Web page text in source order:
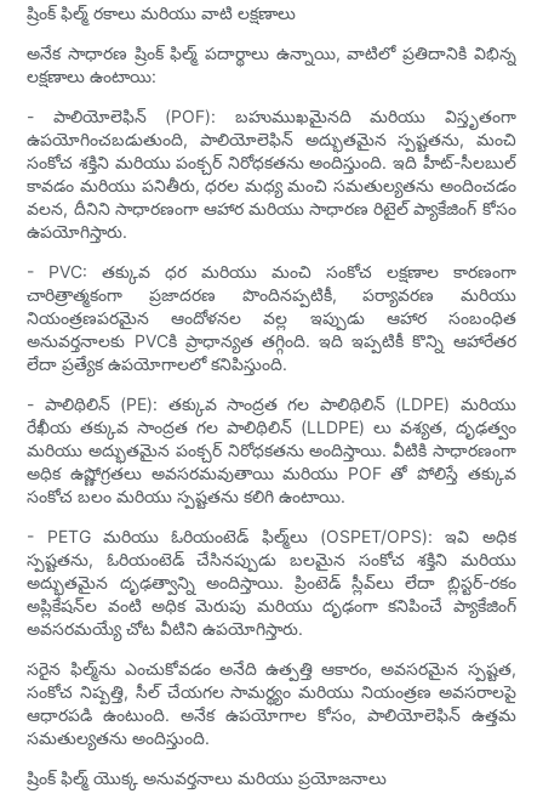
ష్రింక్ ఫిల్మ్ రకాలు మరియు వాటి లక్షణాలు
అనేక సాధారణ ష్రింక్ ఫిల్మ్ పదార్థాలు ఉన్నాయి, వాటిలో ప్రతిదానికి విభిన్న
లక్షణాలు ఉంటాయి:
- పాలియోలెఫిన్ (POF): బహుముఖమైనది మరియు విస్తృతంగా
ఉపయోగించబడుతుంది, పాలియోలెఫిన్ అద్భుతమైన స్పష్టతను, మంచి
సంకోచ శక్తిని మరియు పంక్చర్ నిరోధకతను అందిస్తుంది. ఇది హీట్-సీలబుల్
కావడం మరియు పనితీరు, ధరల మధ్య మంచి సమతుల్యతను అందించడం
వలన, దీనిని సాధారణంగా ఆహార మరియు సాధారణ రిటైల్ ప్యాకేజింగ్ కోసం
ఉపయోగిస్తారు.
- PVC: తక్కువ ధర మరియు మంచి సంకోచ లక్షణాల కారణంగా
చారిత్రాత్మకంగా ప్రజాదరణ పొందినప్పటికీ, పర్యావరణ మరియు
నియంత్రణపరమైన ఆందోళనల వల్ల ఇప్పుడు ఆహార సంబంధిత
అనువర్తనాలకు PVCకి ప్రాధాన్యత తగ్గింది. ఇది ఇప్పటికీ కొన్ని ఆహారేతర
లేదా ప్రత్యేక ఉపయోగాలలో కనిపిస్తుంది.
- పాలిథిలిన్ (PE): తక్కువ సాంద్రత గల పాలిథిలిన్ (LDPE) మరియు
రేఖీయ తక్కువ సాంద్రత గల పాలిథిలిన్ (LLDPE) లు వశ్యత, దృఢత్వం
మరియు అద్భుతమైన పంక్చర్ నిరోధకతను అందిస్తాయి. వీటికి సాధారణంగా
అధిక ఉష్ణోగ్రతలు అవసరమవుతాయి మరియు POF తో పోలిస్తే తక్కువ
సంకోచ బలం మరియు స్పష్టతను కలిగి ఉంటాయి.
- PETG మరియు ఓరియంటెడ్ ఫిల్మ్‌లు (OSPET/OPS): ఇవి అధిక
స్పష్టతను, ఓరియంటెడ్ చేసినప్పుడు బలమైన సంకోచ శక్తిని మరియు
అద్భుతమైన దృఢత్వాన్ని అందిస్తాయి. ప్రింటెడ్ స్లీవ్‌లు లేదా బ్లిస్టర్-రకం
అప్లికేషన్‌ల వంటి అధిక మెరుపు మరియు దృఢంగా కనిపించే ప్యాకేజింగ్
అవసరమయ్యే చోట వీటిని ఉపయోగిస్తారు.
సరైన ఫిల్మ్‌ను ఎంచుకోవడం అనేది ఉత్పత్తి ఆకారం, అవసరమైన స్పష్టత,
సంకోచ నిష్పత్తి, సీల్ చేయగల సామర్థ్యం మరియు నియంత్రణ అవసరాలపై
ఆధారపడి ఉంటుంది. అనేక ఉపయోగాల కోసం, పాలియోలెఫిన్ ఉత్తమ
సమతుల్యతను అందిస్తుంది.
ష్రింక్ ఫిల్మ్ యొక్క అనువర్తనాలు మరియు ప్రయోజనాలు